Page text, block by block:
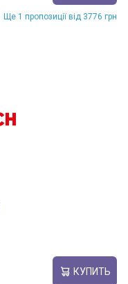
Ще 1 пропозиції від 3776 грн
КУПИТЬ